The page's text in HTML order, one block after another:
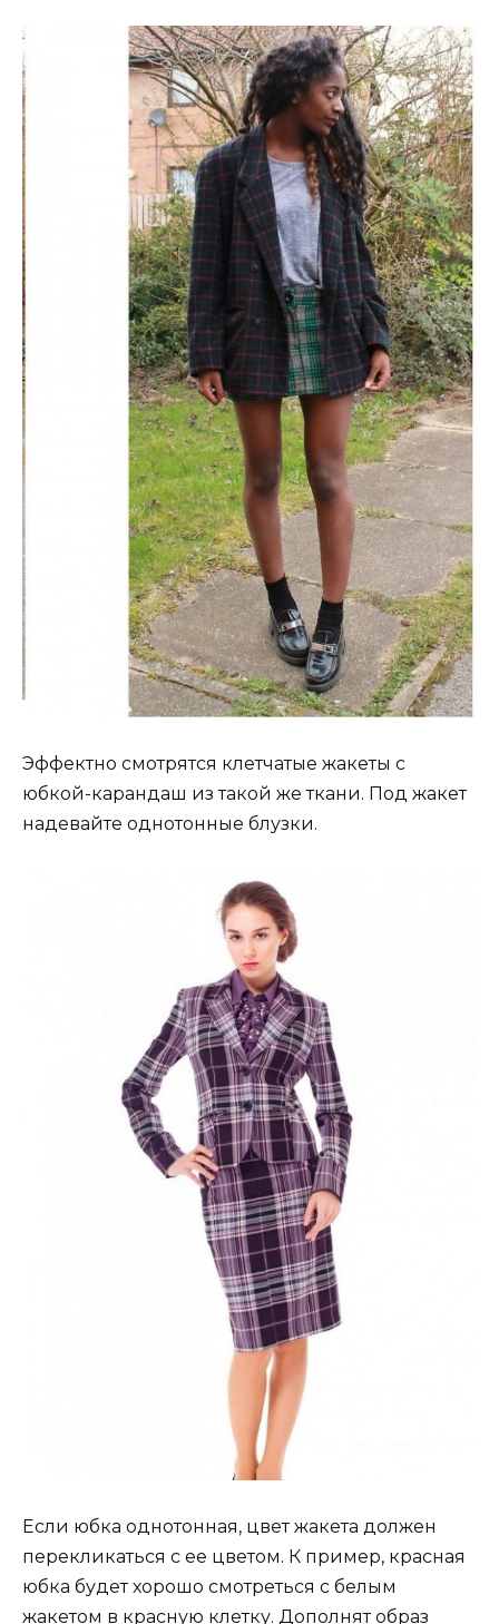
Эффектно смотрятся клетчатые жакеты с
юбкой-карандаш из такой же ткани. Под жакет
надевайте однотонные блузки.
Если юбка однотонная, цвет жакета должен
перекликаться с ее цветом. К пример, красная
юбка будет хорошо смотреться с белым
жакетом в красную клетку. Дополнят образ